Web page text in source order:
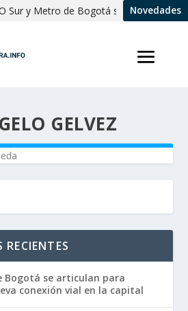
Novedades
Sur y Metro de Bogotá se articulan
GELVEZ
RECIENTES
Bogotá se articulan para
conexión vial en la capital